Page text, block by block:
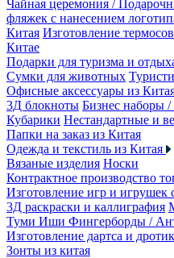
Чайная церемония /
фляжек с нанесением
Китая Изготовление
Китае
Подарки для туризма и
Сумки для животных
Офисные аксессуары из
3Д блокноты Бизнес наборы
Кубарики Нестандартные и
Папки на заказ из Китая
Одежда и текстиль из Китая
Вязаные изделия Носки
Контрактное производство
Изготовление игр и игрушек
3Д раскраски и каллиграфия
Туми Иши Фингерборды /
Изготовление дартса и
Зонты из китая